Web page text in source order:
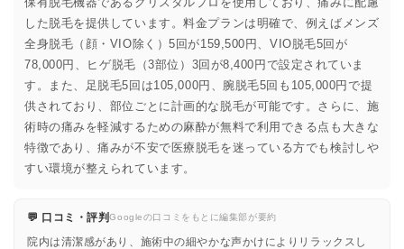
した脱毛を提供しています。料金プランは明確で、例えばメンズ
全身脱毛（顔・VIO除く）5回が159,500円、VIO脱毛5回が
78,000円、ヒゲ脱毛（3部位）3回が8,400円で設定されていま
す。また、足脱毛5回は105,000円、腕脱毛5回も105,000円で提
供されており、部位ごとに計画的な脱毛が可能です。さらに、施
術時の痛みを軽減するための麻酔が無料で利用できる点も大きな
特徴であり、痛みが不安で医療脱毛を迷っている方でも検討しや
すい環境が整えられています。
💬 口コミ・評判Googleの口コミをもとに編集部が要約
院内は清潔感があり、施術中の細やかな声かけによりリラックスし